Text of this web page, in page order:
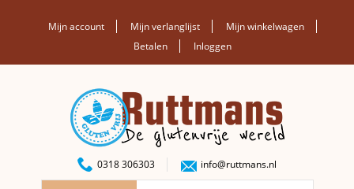
Mijn account Mijn verlanglijst
Mijn winkelwagen
Betalen
Inloggen
0318 306303 info@ruttmans.nl